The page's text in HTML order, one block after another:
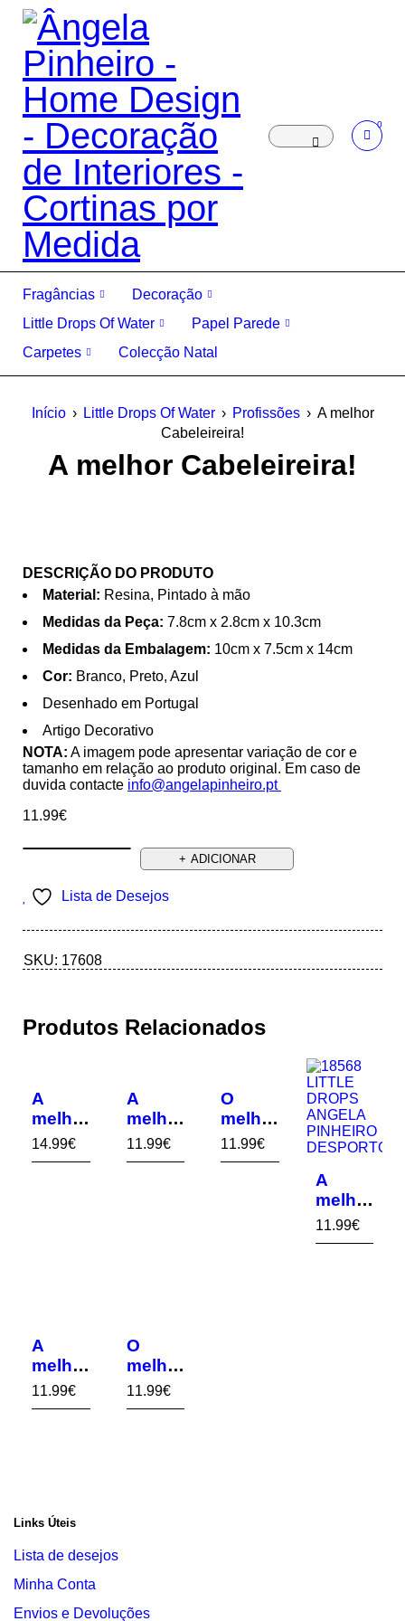
0
Fragâncias
Decoração
Little Drops Of Water
Papel Parede
Carpetes
Colecção Natal
Início › Little Drops Of Water › Profissões › A melhor
Cabeleireira!
A melhor Cabeleireira!
DESCRIÇÃO DO PRODUTO
Material: Resina, Pintado à mão
Medidas da Peça: 7.8cm x 2.8cm x 10.3cm
Medidas da Embalagem: 10cm x 7.5cm x 14cm
Cor: Branco, Preto, Azul
Desenhado em Portugal
Artigo Decorativo
NOTA: A imagem pode apresentar variação de cor e
tamanho em relação ao produto original. Em caso de
duvida contacte info@angelapinheiro.pt
11.99€
ADICIONAR
Lista de Desejos
SKU: 17608
Produtos Relacionados
A
melhor
Auxilia
r de
14.99€
A
melhor
Motard
!
11.99€
O
melhor
Dentis
ta!
11.99€
A
melhor
Despo
rtista!
11.99€
A
melhor
Engen
heira!
11.99€
O
melhor
Pesca
dor!
11.99€
Links Úteis
Lista de desejos
Minha Conta
Envios e Devoluções